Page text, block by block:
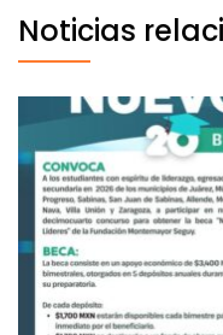
Noticias